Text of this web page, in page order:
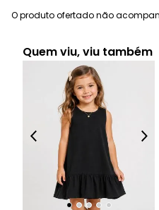
O produto ofertado não
Quem viu, viu também